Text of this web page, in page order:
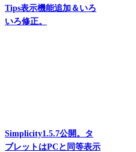
Tips表示機能追加＆いろ
いろ修正。
Simplicity1.5.7公開。タ
ブレットはPCと同等表示